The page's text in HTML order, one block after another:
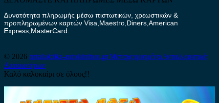
Δυνατότητα πληρωμής μέσω πιστωτικών, χρεωστικών &
προπληρωμένων καρτών Visa,Maestro,Diners,American
Express,MasterCard.
© 2026 antalaktika-autokinitou.grΜεταχειρισμένα Ανταλλακτικά
Αυτοκινήτων
Καλό καλοκαίρι σε όλους!!